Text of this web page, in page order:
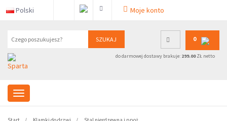
Polski Moje konto
SZUKAJ 0
do darmowej dostawy brakuje: 299.00ZŁ netto